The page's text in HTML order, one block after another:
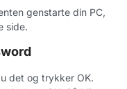
genstarte din PC,
side.
det og trykker OK.